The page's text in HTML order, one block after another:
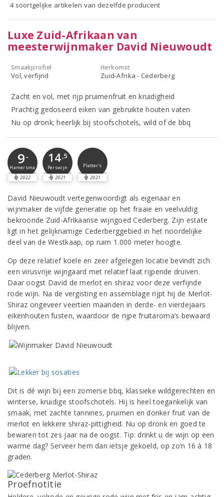
4 soortgelijke artikelen van dezelfde producent
Luxe Zuid-Afrikaan van
meesterwijnmaker David Nieuwoudt
Smaakprofiel
Vol, verfijnd
Herkomst
Zuid-Afrika - Cederberg
Zacht en vol, met rijp pruimenfruit en kruidigheid
Prachtig gedoseerd eiken van gebruikte houten vaten
Nu op dronk; heerlijk bij stoofschotels, wild of de bbq
9-
Hamersma
2022
14,5
Perswijn
2021
Platter's
2021
David Nieuwoudt vertegenwoordigt als eigenaar en
wijnmaker de vijfde generatie op het fraaie en veelvuldig
bekroonde Zuid-Afrikaanse wijngoed Cederberg. Zijn estate
ligt in het gelijknamige Cederberggebied in het noordelijke
deel van de Westkaap, op ruim 1.000 meter hoogte.
Op deze relatief koele en zeer afgelegen locatie bevindt zich
een virusvrije wijngaard met relatief laat rijpende druiven.
Daar oogst David de merlot en shiraz voor deze verfijnde
rode wijn. Na de vergisting en assemblage rijpt hij de Merlot-
Shiraz ongeveer veertien maanden in derde- en vierdejaars
eikenhouten fusten, waardoor de rijpe fruitaroma’s bewaard
blijven.
Dit is dé wijn bij een zomerse bbq, klassieke wildgerechten en
winterse, kruidige stoofschotels. Hij is heel toegankelijk van
smaak, met zachte tannines, pruimen en donker fruit van de
merlot en lekkere shiraz-pittigheid. Nu op dronk en goed te
bewaren tot zes jaar na de oogst. Tip: drinkt u de wijn op een
warme dag? Serveer hem dan ietsje gekoeld, op zo’n 16 à 18
graden.
Proefnotitie